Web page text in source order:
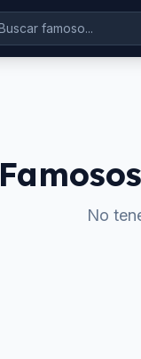
No